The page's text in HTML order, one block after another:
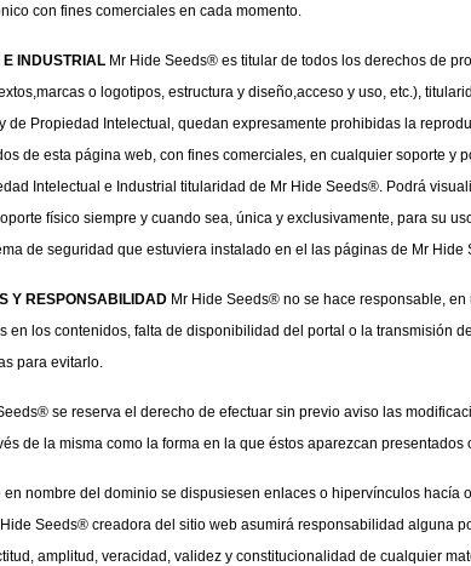
con fines comerciales en cada momento.
INDUSTRIAL Mr Hide Seeds® es titular de todos los derechos de
o logotipos, estructura y diseño,acceso y uso, etc.),
de Propiedad Intelectual, quedan expresamente prohibidas la
de esta página web, con fines comerciales, en cualquier soporte
Intelectual e Industrial titularidad de Mr Hide Seeds®. Podrá
físico siempre y cuando sea, única y exclusivamente, para su
de seguridad que estuviera instalado en el las páginas de Mr
Y RESPONSABILIDAD Mr Hide Seeds® no se hace responsable,
en los contenidos, falta de disponibilidad del portal o la transmisión
para evitarlo.
se reserva el derecho de efectuar sin previo aviso las
de la misma como la forma en la que éstos aparezcan presentados
en nombre del dominio se dispusiesen enlaces o hipervínculos
Seeds® creadora del sitio web asumirá responsabilidad
amplitud, veracidad, validez y constitucionalidad de cualquier